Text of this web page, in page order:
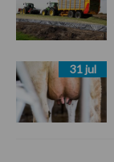
31 jul